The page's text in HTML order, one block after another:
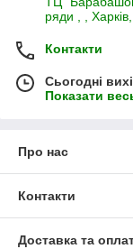
ряди , ,
Контакти
Сьогодні
Показати
Про нас
Контакти
Доставка та